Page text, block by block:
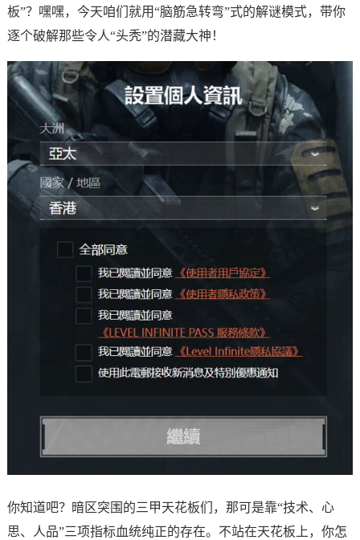
板”？嘿嘿，今天咱们就用“脑筋急转弯”式的解谜模式，带你
逐个破解那些令人“头秃”的潜藏大神！
你知道吧？暗区突围的三甲天花板们，那可是靠“技术、心
思、人品”三项指标血统纯正的存在。不站在天花板上，你怎